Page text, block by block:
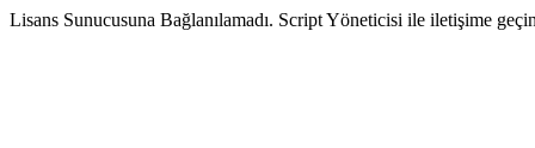
Lisans Sunucusuna Bağlanılamadı. Script Yöneticisi ile iletişime